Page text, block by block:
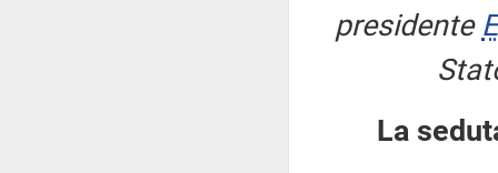
presidente
La